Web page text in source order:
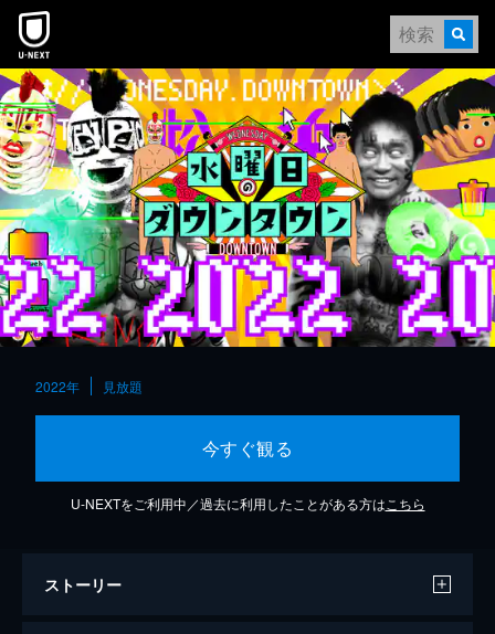
本文へスキップ
2022年 見放題
今すぐ観る
U-NEXTをご利用中／過去に利用したことがある方は こちら
ストーリー